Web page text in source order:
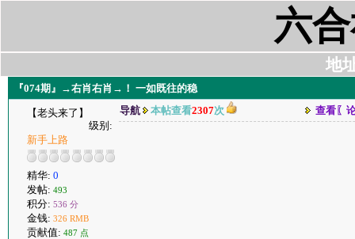
六
地
『074期』→右肖右肖→！ 一如既往的稳
【老头来了】
级别:
新手上路
精华: 0
发帖: 493
积分: 536 分
金钱: 326 RMB
贡献值: 487 点
导航 本帖查看2307次 查看〖